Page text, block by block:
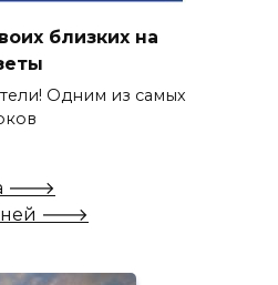
близких на
Одним из самых
🡒
дней 🡒